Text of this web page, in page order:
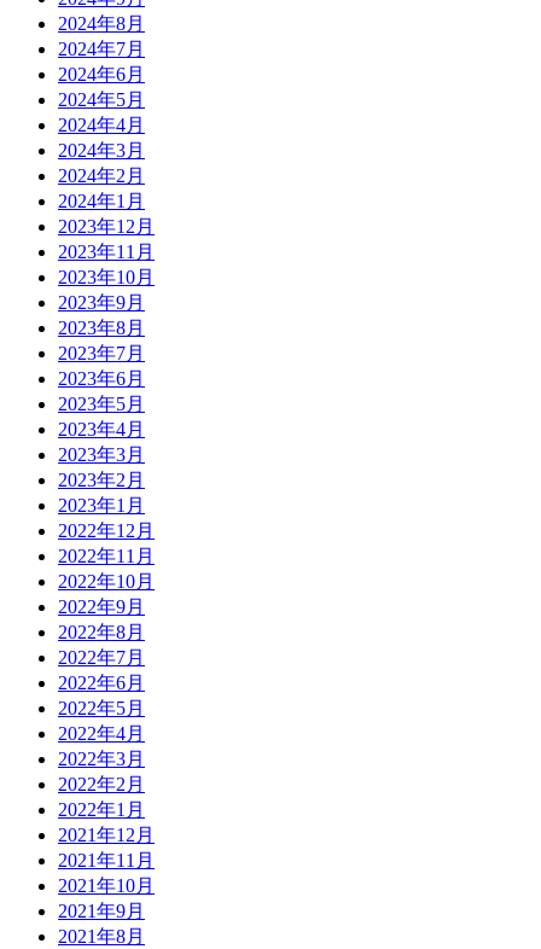
2024年8月
2024年7月
2024年6月
2024年5月
2024年4月
2024年3月
2024年2月
2024年1月
2023年12月
2023年11月
2023年10月
2023年9月
2023年8月
2023年7月
2023年6月
2023年5月
2023年4月
2023年3月
2023年2月
2023年1月
2022年12月
2022年11月
2022年10月
2022年9月
2022年8月
2022年7月
2022年6月
2022年5月
2022年4月
2022年3月
2022年2月
2022年1月
2021年12月
2021年11月
2021年10月
2021年9月
2021年8月